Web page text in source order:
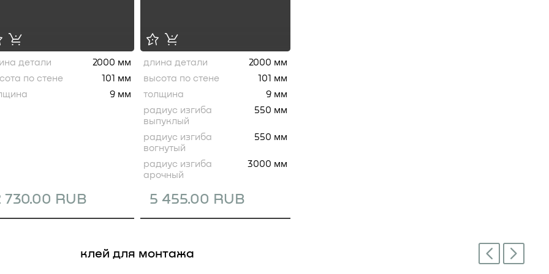
730.00 RUB
детали
2000 мм
по стене
101 мм
9 мм
5 455.00 RUB
длина детали
2000 мм
высота по стене
101 мм
толщина
9 мм
радиус изгиба
выпуклый
550 мм
радиус изгиба
вогнутый
550 мм
радиус изгиба
арочный
3000 мм
клей для монтажа Previous Next